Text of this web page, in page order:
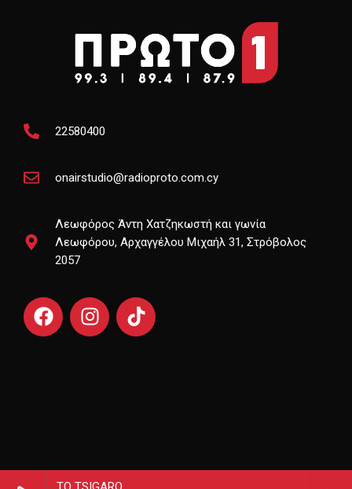
22580400
onairstudio@radioproto.com.cy
Λεωφόρος Άντη Χατζηκωστή και γωνία
Λεωφόρου, Αρχαγγέλου Μιχαήλ 31, Στρόβολος
2057